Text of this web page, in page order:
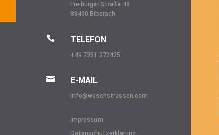
Freiburger Straße 49
88400 Biberach
 TELEFON
+49 7351 372425
 E-MAIL
info@waschstrassen.com
Impressum
Datenschutzerklärung